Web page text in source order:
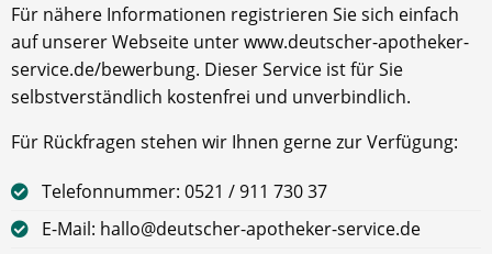
Für nähere Informationen registrieren Sie sich einfach
auf unserer Webseite unter www.deutscher-apotheker-
service.de/bewerbung. Dieser Service ist für Sie
selbstverständlich kostenfrei und unverbindlich.
Für Rückfragen stehen wir Ihnen gerne zur Verfügung:
Telefonnummer: 0521 / 911 730 37
E-Mail: hallo@deutscher-apotheker-service.de